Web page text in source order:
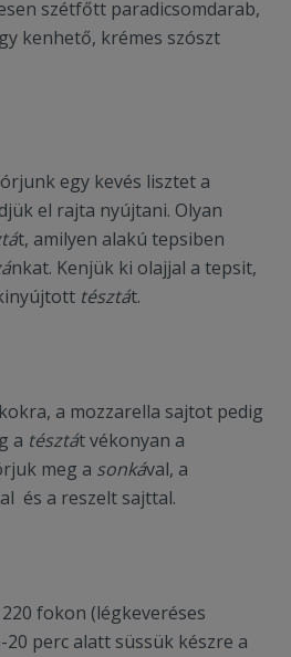
szétfőtt paradicsomdarab,
kenhető, krémes szószt
egy kevés lisztet a
el rajta nyújtani. Olyan
t, amilyen alakú tepsiben
nkat. Kenjük ki olajjal a tepsit,
tésztát.
a mozzarella sajtot pedig
a tésztát vékonyan a
meg a sonkával, a
és a reszelt sajttal.
fokon (légkeveréses
perc alatt süssük készre a